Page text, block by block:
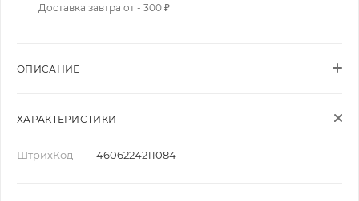
Доставка завтра от - 300 ₽
ОПИСАНИЕ
ХАРАКТЕРИСТИКИ
ШтрихКод — 4606224211084